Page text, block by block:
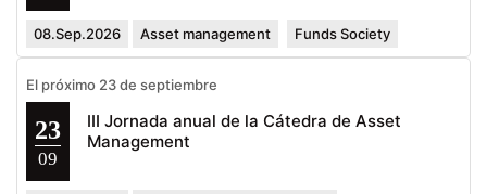
08.Sep.2026 Asset management Funds Society
El próximo 23 de septiembre
23
09
III Jornada anual de la Cátedra de Asset
Management